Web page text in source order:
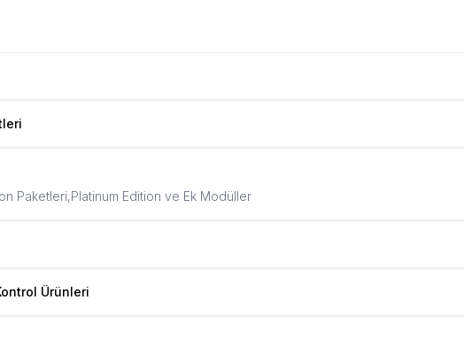
Paketleri,Platinum Edition ve Ek Modüller
Ürünleri